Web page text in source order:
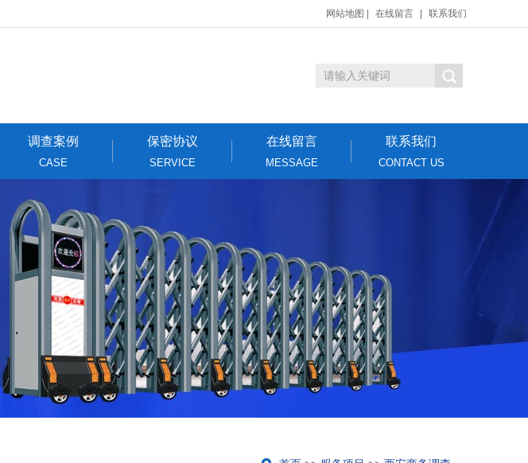
网站地图 在线留言 联系我们
调查案例
CASE
保密协议
SERVICE
在线留言
MESSAGE
联系我们
CONTACT US